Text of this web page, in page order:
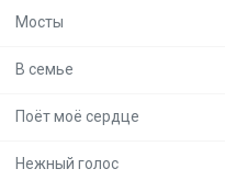
Мосты
В семье
Поёт моё сердце
Нежный голос